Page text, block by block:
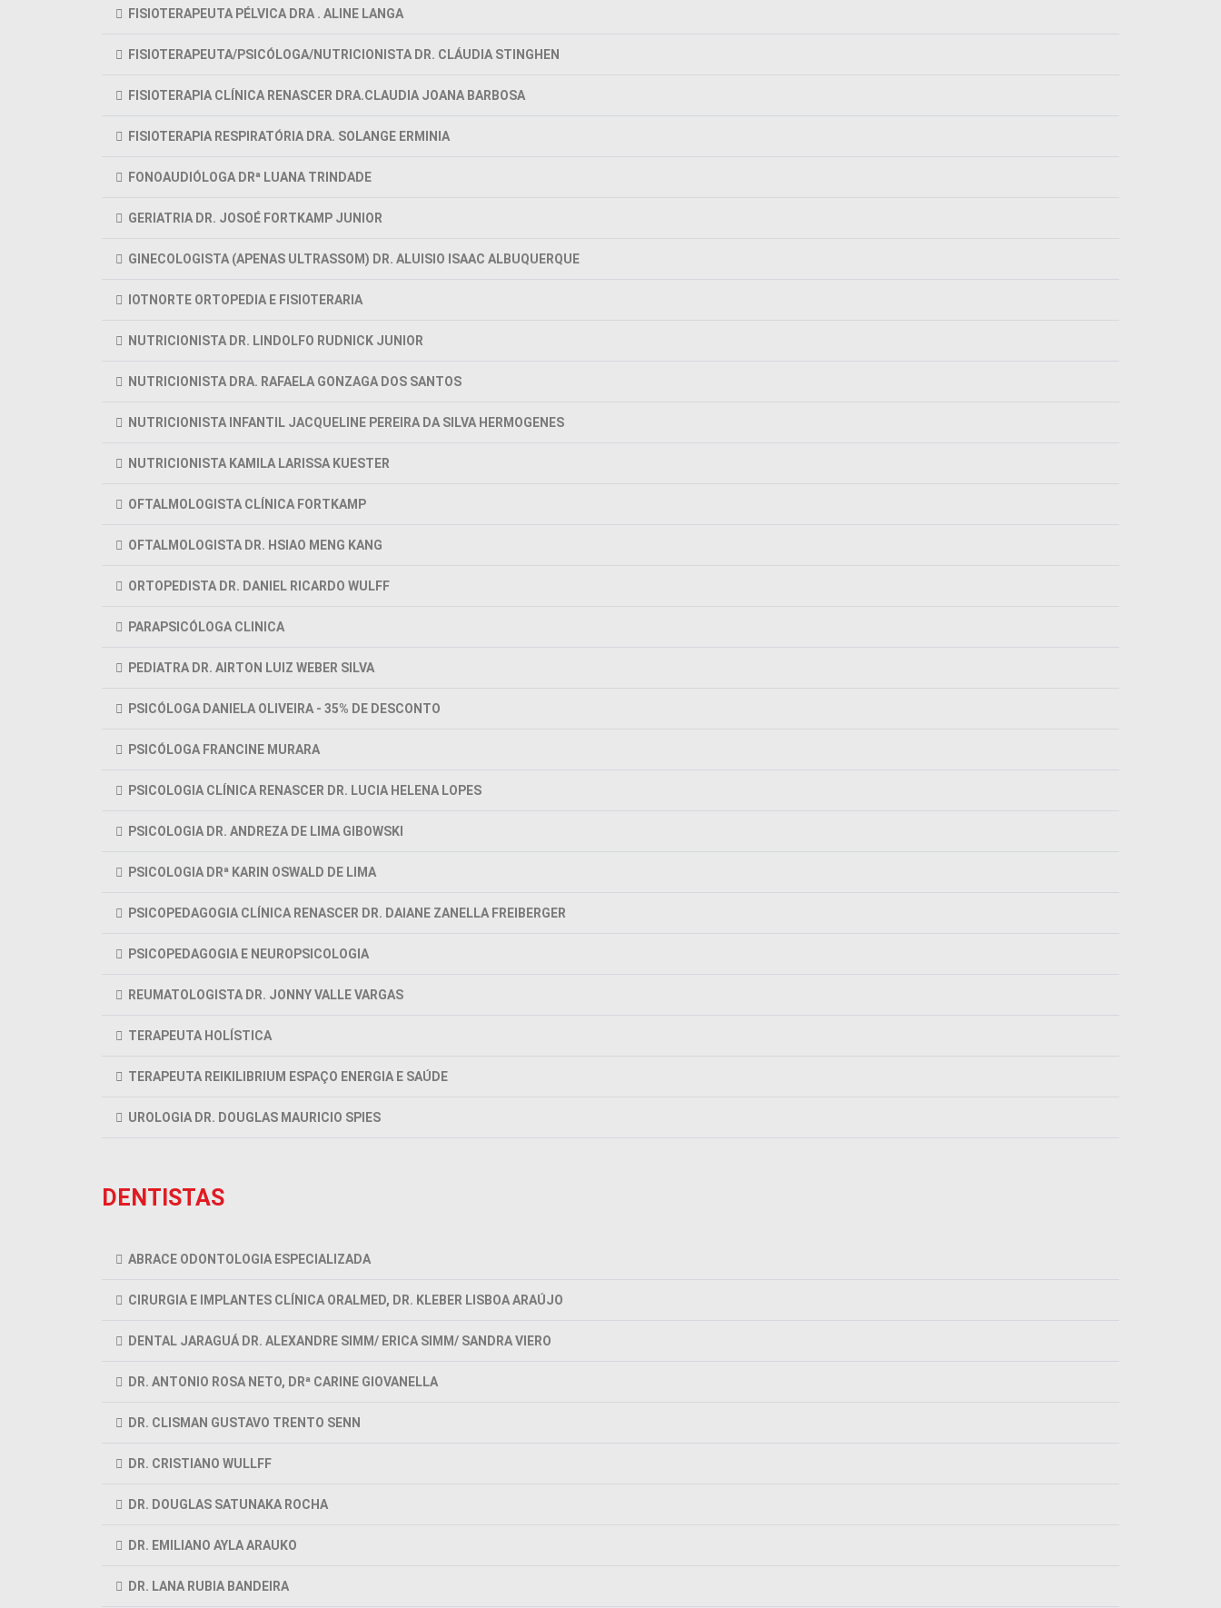
FISIOTERAPEUTA PÉLVICA DRA . ALINE LANGA
FISIOTERAPEUTA/PSICÓLOGA/NUTRICIONISTA DR. CLÁUDIA STINGHEN
FISIOTERAPIA CLÍNICA RENASCER DRA.CLAUDIA JOANA BARBOSA
FISIOTERAPIA RESPIRATÓRIA DRA. SOLANGE ERMINIA
FONOAUDIÓLOGA DRª LUANA TRINDADE
GERIATRIA DR. JOSOÉ FORTKAMP JUNIOR
GINECOLOGISTA (APENAS ULTRASSOM) DR. ALUISIO ISAAC ALBUQUERQUE
IOTNORTE ORTOPEDIA E FISIOTERARIA
NUTRICIONISTA DR. LINDOLFO RUDNICK JUNIOR
NUTRICIONISTA DRA. RAFAELA GONZAGA DOS SANTOS
NUTRICIONISTA INFANTIL JACQUELINE PEREIRA DA SILVA HERMOGENES
NUTRICIONISTA KAMILA LARISSA KUESTER
OFTALMOLOGISTA CLÍNICA FORTKAMP
OFTALMOLOGISTA DR. HSIAO MENG KANG
ORTOPEDISTA DR. DANIEL RICARDO WULFF
PARAPSICÓLOGA CLINICA
PEDIATRA DR. AIRTON LUIZ WEBER SILVA
PSICÓLOGA DANIELA OLIVEIRA - 35% DE DESCONTO
PSICÓLOGA FRANCINE MURARA
PSICOLOGIA CLÍNICA RENASCER DR. LUCIA HELENA LOPES
PSICOLOGIA DR. ANDREZA DE LIMA GIBOWSKI
PSICOLOGIA DRª KARIN OSWALD DE LIMA
PSICOPEDAGOGIA CLÍNICA RENASCER DR. DAIANE ZANELLA FREIBERGER
PSICOPEDAGOGIA E NEUROPSICOLOGIA
REUMATOLOGISTA DR. JONNY VALLE VARGAS
TERAPEUTA HOLÍSTICA
TERAPEUTA REIKILIBRIUM ESPAÇO ENERGIA E SAÚDE
UROLOGIA DR. DOUGLAS MAURICIO SPIES
DENTISTAS
ABRACE ODONTOLOGIA ESPECIALIZADA
CIRURGIA E IMPLANTES CLÍNICA ORALMED, DR. KLEBER LISBOA ARAÚJO
DENTAL JARAGUÁ DR. ALEXANDRE SIMM/ ERICA SIMM/ SANDRA VIERO
DR. ANTONIO ROSA NETO, DRª CARINE GIOVANELLA
DR. CLISMAN GUSTAVO TRENTO SENN
DR. CRISTIANO WULLFF
DR. DOUGLAS SATUNAKA ROCHA
DR. EMILIANO AYLA ARAUKO
DR. LANA RUBIA BANDEIRA